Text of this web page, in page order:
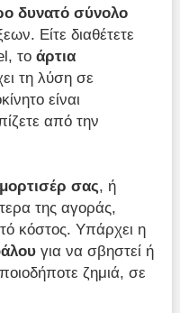
δυνατό σύνολο
Είτε διαθέτετε
το άρτια
τη λύση σε
είναι
από την
σας, ή
της αγοράς,
κόστος. Υπάρχει η
για να σβηστεί ή
ζημιά, σε